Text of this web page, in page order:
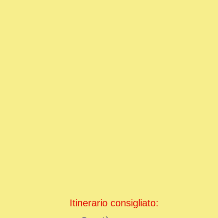
Itinerario consigliato: